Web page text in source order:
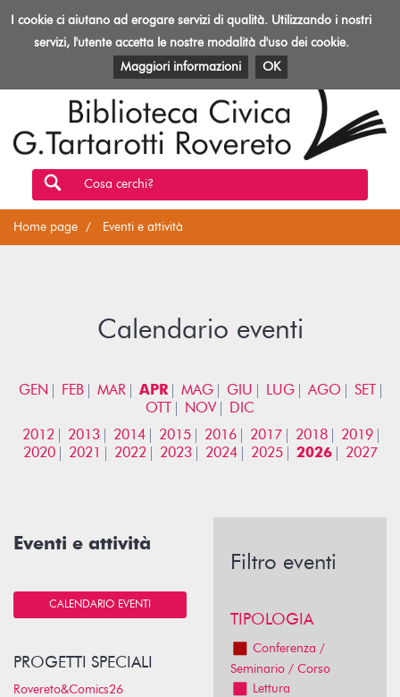
Toggle
Biblioteca
Rovereto
EVENTI E ATTIVITÀ PATRIMONIO E RISORSE
Cosa cerchi?
Home page Eventi e attività
Calendario eventi
GEN FEB MAR APR MAG GIU LUG AGO
SET
OTT
NOV
DIC
2012
2013 2014 2015 2016 2017 2018
2019
2020
2021 2022 2023 2024 2025 2026 2027
Eventi e attività
CALENDARIO EVENTI
PROGETTI SPECIALI
Rovereto&Comics26
Filtro eventi
TIPOLOGIA
Conferenza /
Seminario / Corso
Lettura
I cookie ci aiutano ad erogare servizi di qualità. Utilizzando i nostri
servizi, l'utente accetta le nostre modalità d'uso dei cookie.
Maggiori informazioni
OK